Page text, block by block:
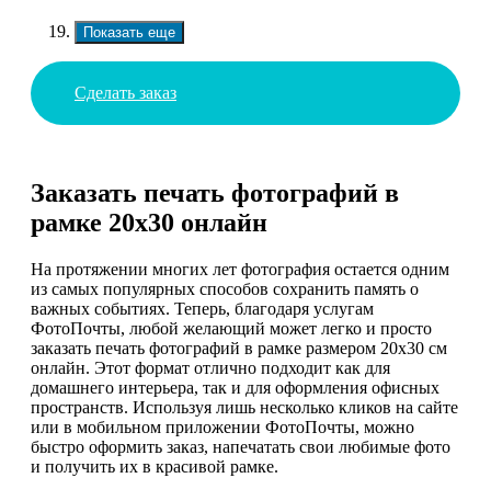
Показать еще
Сделать заказ
Заказать печать фотографий в
рамке 20х30 онлайн
На протяжении многих лет фотография остается одним
из самых популярных способов сохранить память о
важных событиях. Теперь, благодаря услугам
ФотоПочты, любой желающий может легко и просто
заказать печать фотографий в рамке размером 20х30 см
онлайн. Этот формат отлично подходит как для
домашнего интерьера, так и для оформления офисных
пространств. Используя лишь несколько кликов на сайте
или в мобильном приложении ФотоПочты, можно
быстро оформить заказ, напечатать свои любимые фото
и получить их в красивой рамке.